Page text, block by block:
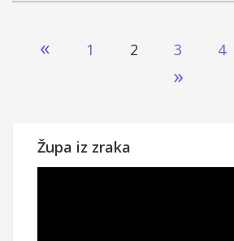
Brojevi
« 1 2 3 4
»
Župa iz zraka